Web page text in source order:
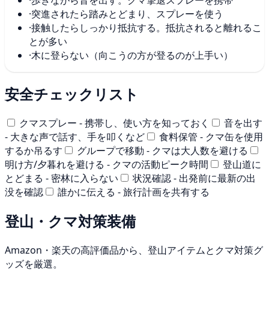
·突進されたら踏みとどまり、スプレーを使う
·接触したらしっかり抵抗する。抵抗されると離れるこ
とが多い
·木に登らない（向こうの方が登るのが上手い）
安全チェックリスト
クマスプレー - 携帯し、使い方を知っておく
音を出す
- 大きな声で話す、手を叩くなど
食料保管 - クマ缶を使用
するか吊るす
グループで移動 - クマは大人数を避ける
明け方/夕暮れを避ける - クマの活動ピーク時間
登山道に
とどまる - 密林に入らない
状況確認 - 出発前に最新の出
没を確認
誰かに伝える - 旅行計画を共有する
登山・クマ対策装備
Amazon・楽天の高評価品から、登山アイテムとクマ対策グ
ッズを厳選。